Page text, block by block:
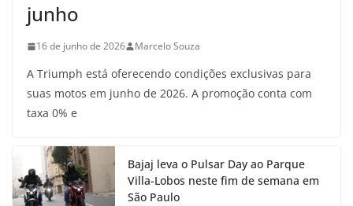
junho
16 de junho de 2026 Marcelo Souza
A Triumph está oferecendo condições exclusivas para
suas motos em junho de 2026. A promoção conta com
taxa 0% e
Bajaj leva o Pulsar Day ao Parque
Villa-Lobos neste fim de semana em
São Paulo